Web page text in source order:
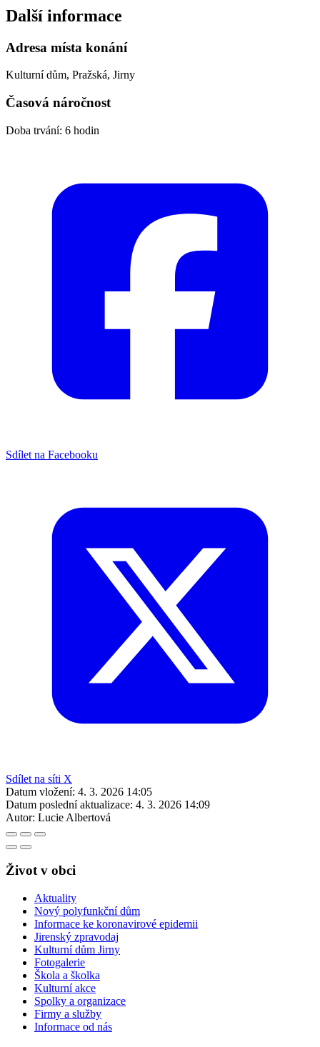
Další informace
Adresa místa konání
Kulturní dům, Pražská, Jirny
Časová náročnost
Doba trvání: 6 hodin
Sdílet na Facebooku
Sdílet na síti X
Datum vložení: 4. 3. 2026 14:05
Datum poslední aktualizace: 4. 3. 2026 14:09
Autor: Lucie Albertová
Život v obci
Aktuality
Nový polyfunkční dům
Informace ke koronavirové epidemii
Jirenský zpravodaj
Kulturní dům Jirny
Fotogalerie
Škola a školka
Kulturní akce
Spolky a organizace
Firmy a služby
Informace od nás